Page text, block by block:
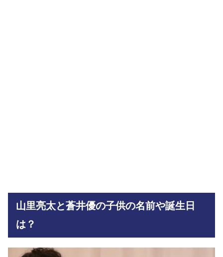
山里亮太と蒼井優の子供の名前や誕生日
は？